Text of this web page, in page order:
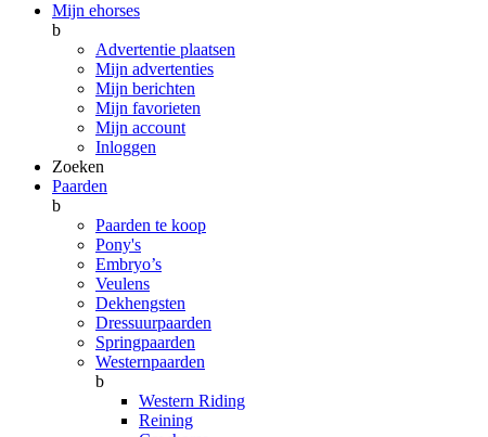
Mijn ehorses
b
Advertentie plaatsen
Mijn advertenties
Mijn berichten
Mijn favorieten
Mijn account
Inloggen
Zoeken
Paarden
b
Paarden te koop
Pony's
Embryo’s
Veulens
Dekhengsten
Dressuurpaarden
Springpaarden
Westernpaarden
b
Western Riding
Reining